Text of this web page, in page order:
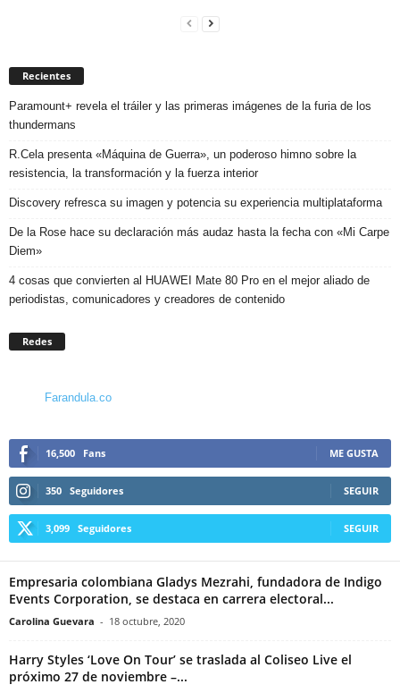
Recientes
Paramount+ revela el tráiler y las primeras imágenes de la furia de los
thundermans
R.Cela presenta «Máquina de Guerra», un poderoso himno sobre la
resistencia, la transformación y la fuerza interior
Discovery refresca su imagen y potencia su experiencia multiplataforma
De la Rose hace su declaración más audaz hasta la fecha con «Mi Carpe
Diem»
4 cosas que convierten al HUAWEI Mate 80 Pro en el mejor aliado de
periodistas, comunicadores y creadores de contenido
Redes
Farandula.co
16,500 Fans ME GUSTA
350 Seguidores SEGUIR
3,099 Seguidores SEGUIR
Empresaria colombiana Gladys Mezrahi, fundadora de Indigo
Events Corporation, se destaca en carrera electoral...
Carolina Guevara - 18 octubre, 2020
Harry Styles ‘Love On Tour’ se traslada al Coliseo Live el
próximo 27 de noviembre –...